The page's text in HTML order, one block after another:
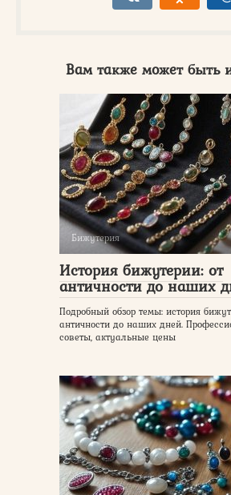
Вам также может быть
Бижутерия
История бижутерии: от
античности до наших
Подробный обзор темы: история
античности до наших дней.
советы, актуальные цены